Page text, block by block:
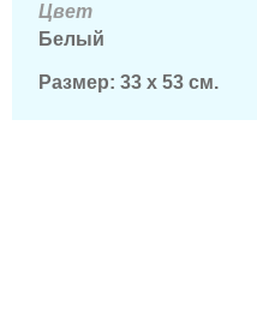
Цвет
Белый
Размер: 33 x 53 см.